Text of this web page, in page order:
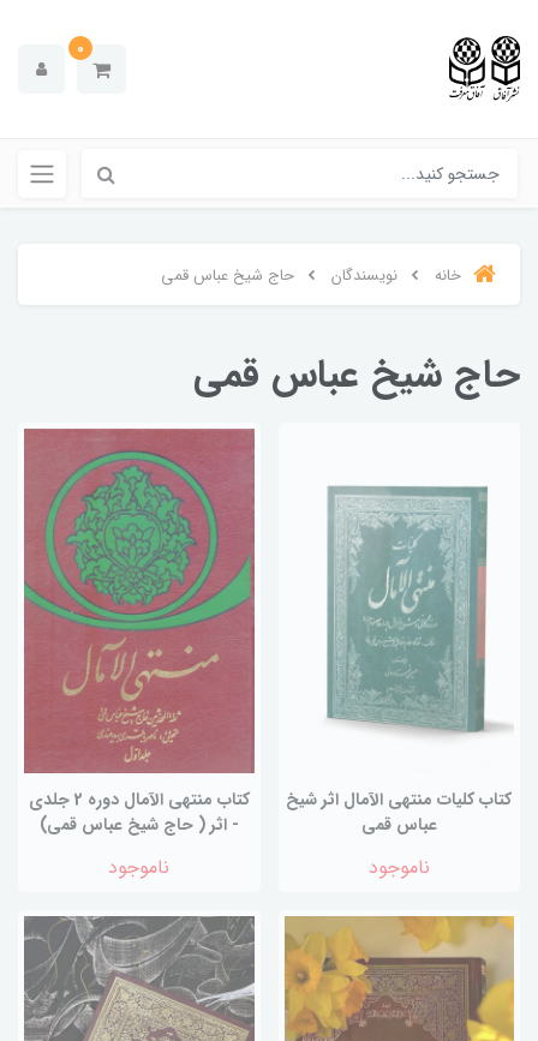
0
خانه نویسندگان حاج شیخ عباس قمی
حاج شیخ عباس قمی
کتاب کلیات منتهی الآمال اثر شیخ
عباس قمی
ناموجود
کتاب منتهي الآمال دوره 2 جلدي
- اثر ( حاج شیخ عباس قمی)
ناموجود